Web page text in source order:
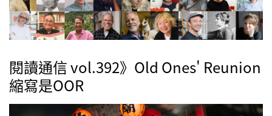
閱讀通信 vol.392》Old Ones' Reunion
縮寫是OOR